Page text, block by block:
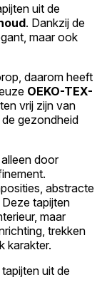
uit de
. Dankzij de
maar ook
daarom heeft
OEKO-TEX-
vrij zijn van
gezondheid
door
abstracte
tapijten
maar
trekken
karakter.
uit de